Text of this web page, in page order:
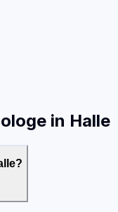
in Halle